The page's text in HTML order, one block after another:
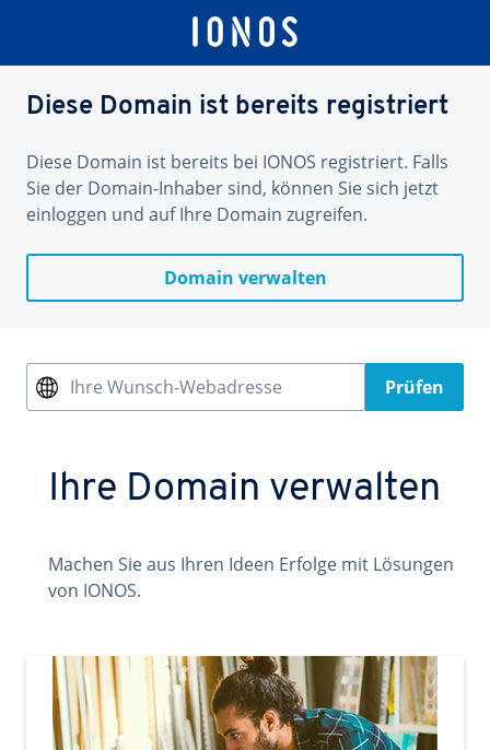
Diese Domain ist bereits registriert
Diese Domain ist bereits bei IONOS registriert. Falls
Sie der Domain-Inhaber sind, können Sie sich jetzt
einloggen und auf Ihre Domain zugreifen.
Domain verwalten
Ihre Wunsch-Webadresse Prüfen
Ihre Domain verwalten
Machen Sie aus Ihren Ideen Erfolge mit Lösungen
von IONOS.